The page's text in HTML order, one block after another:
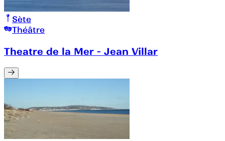
Sète
Théâtre
Theatre de la Mer - Jean Villar